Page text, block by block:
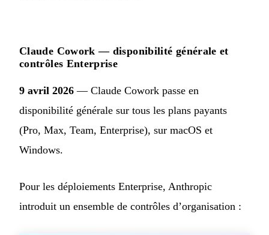
Claude Cowork — disponibilité générale et
contrôles Enterprise
9 avril 2026 — Claude Cowork passe en
disponibilité générale sur tous les plans payants
(Pro, Max, Team, Enterprise), sur macOS et
Windows.
Pour les déploiements Enterprise, Anthropic
introduit un ensemble de contrôles d’organisation :